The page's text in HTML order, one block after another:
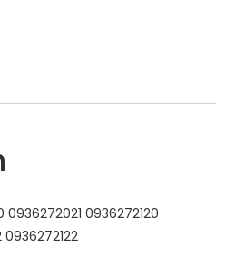
0936272120
0936272122